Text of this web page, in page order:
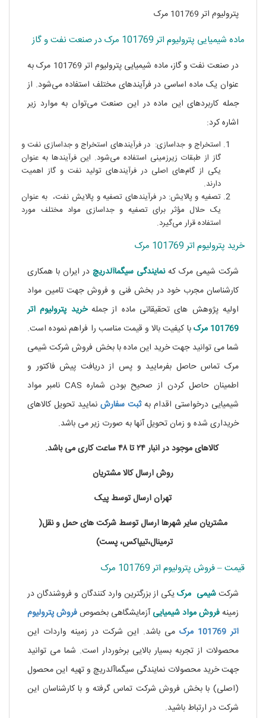
پترولیوم اتر 101769 مرک
ماده شیمیایی پترولیوم اتر 101769 مرک در صنعت نفت و گاز
در صنعت نفت و گاز، ماده شیمیایی پترولیوم اتر 101769 مرک به
عنوان یک ماده اساسی در فرآیندهای مختلف استفاده می‌شود. از
جمله کاربردهای این ماده در این صنعت می‌توان به موارد زیر
اشاره کرد:
استخراج و جداسازی: در فرآیندهای استخراج و جداسازی نفت و
گاز از طبقات زیرزمینی استفاده می‌شود. این فرآیندها به عنوان
یکی از گام‌های اصلی در فرآیندهای تولید نفت و گاز اهمیت
دارند.
تصفیه و پالایش: در فرآیندهای تصفیه و پالایش نفت، به عنوان
یک حلال مؤثر برای تصفیه و جداسازی مواد مختلف مورد
استفاده قرار می‌گیرد.
خرید پترولیوم اتر 101769 مرک
شرکت شیمی مرک کهنمایندگی سیگماآلدریچ در ایران با همکاری
کارشناسان مجرب خود در بخش فنی و فروش جهت تامین مواد
اولیه پژوهش های تحقیقاتی ماده از جملهخرید پترولیوم اتر
101769 مرک
با کیفیت بالا و قیمت مناسب را فراهم نموده است.
شما می توانید جهت خرید این ماده با بخش فروش شرکت شیمی
مرک تماس حاصل بفرمایید و پس از دریافت پیش فاکتور و
اطمینان حاصل کردن از صحیح بودن شماره CAS نامبر مواد
شیمیایی درخواستی اقدام به ثبت سفارش نمایید تحویل کالاهای
خریداری شده و زمان تحویل آنها به صورت زیر می باشد.
کالاهای موجود در انبار ۲۴ تا ۴۸ ساعت کاری می باشد.
روش ارسال کالا مشتریان
تهران ارسال توسط پیک
مشتریان سایر شهرها ارسال توسط شرکت های حمل و نقل(
ترمینال،تیپاکس، پست)
قیمت – فروش پترولیوم اتر 101769 مرک
شرکتشیمی مرکیکی از بزرگترین وارد کنندگان و فروشندگان در
زمینهفروش مواد شیمیاییآزمایشگاهی بخصوصفروش پترولیوم
اتر 101769 مرک
می باشد. این شرکت در زمینه واردات این
محصولات از تجربه بسیار بالایی برخوردار است. شما می توانید
جهت خرید محصولات نمایندگی سیگماآلدریچ و تهیه این محصول
(اصلی) با بخش فروش شرکت تماس گرفته و با کارشناسان این
شرکت در ارتباط باشید.